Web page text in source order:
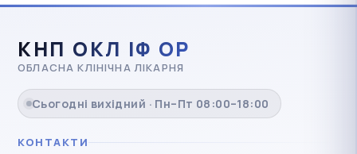
КНП ОКЛ ІФ ОР
ОБЛАСНА КЛІНІЧНА ЛІКАРНЯ
Сьогодні вихідний · Пн–Пт 08:00–18:00
КОНТАКТИ